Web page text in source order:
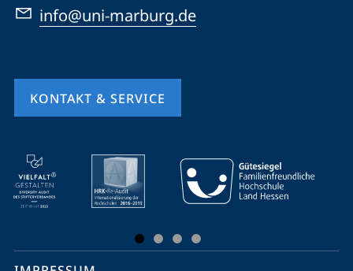
info@uni-marburg.de
KONTAKT & SERVICE
Mobile-
Service-
Navigation
Social